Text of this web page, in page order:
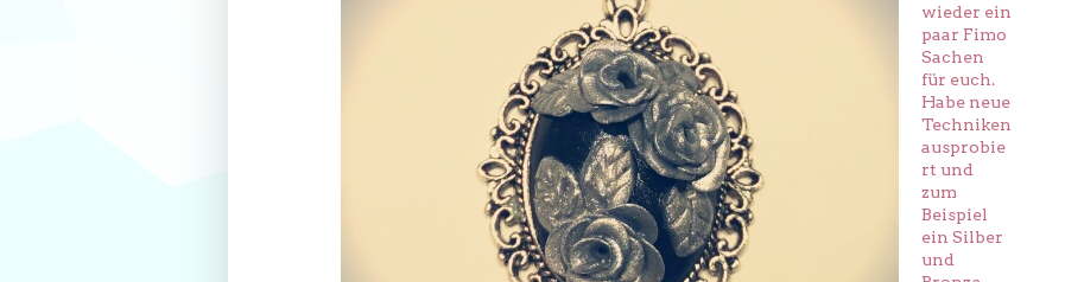
wieder ein
paar Fimo
Sachen
für euch.
Habe neue
Techniken
ausprobie
rt und
zum
Beispiel
ein Silber
und